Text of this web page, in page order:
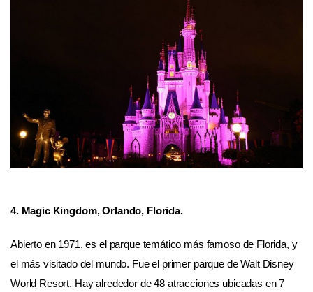
4. Magic Kingdom, Orlando, Florida.
Abierto en 1971, es el parque temático más famoso de Florida, y
el más visitado del mundo. Fue el primer parque de Walt Disney
World Resort. Hay alrededor de 48 atracciones ubicadas en 7